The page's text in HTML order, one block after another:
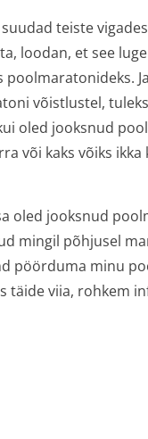
teiste
loodan, et see
võistlustel,
oled jooksnud
või kaks võiks
oled jooksnud
mingil põhjusel
pöörduma minu
täide viia, rohkem